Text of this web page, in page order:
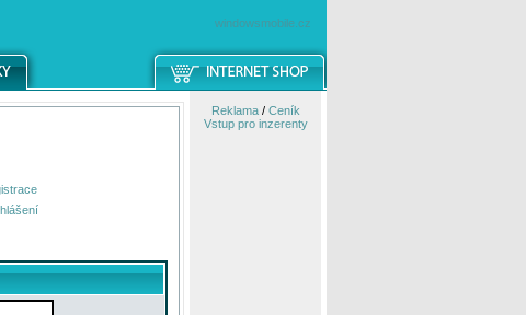
windowsmobile.cz
Reklama/ Ceník
Vstup pro inzerenty